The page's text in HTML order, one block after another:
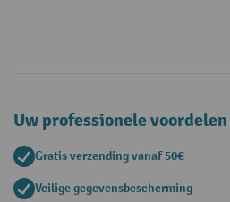
Uw professionele voordelen
Gratis verzending vanaf 50€
Veilige gegevensbescherming